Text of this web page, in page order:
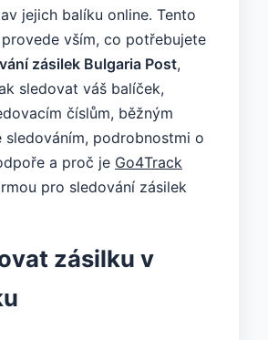
jejich balíku online. Tento
vším, co potřebujete
zásilek Bulgaria Post,
sledovat váš balíček,
číslům, běžným
sledováním, podrobnostmi o
a proč je Go4Track
pro sledování zásilek
zásilku v